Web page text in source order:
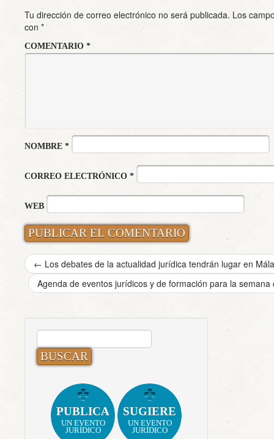
Tu dirección de correo electrónico no será publicada. Los
con *
COMENTARIO *
NOMBRE *
CORREO ELECTRÓNICO *
WEB
← Los debates de la actualidad jurídica tendrán lugar en
Agenda de eventos jurídicos y de formación para la
BUSCAR:
PUBLICA
UN EVENTO
JURÍDICO
SUGIERE
UN EVENTO
JURÍDICO